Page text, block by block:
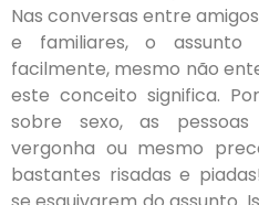
Nas conversas entre
e familiares, o assunto
facilmente, mesmo não
este conceito significa.
sobre sexo, as
vergonha ou mesmo
bastantes risadas e